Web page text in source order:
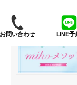
お問い合わせ LINE予
クリニック施術